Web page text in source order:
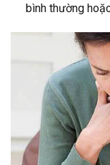
bình thường